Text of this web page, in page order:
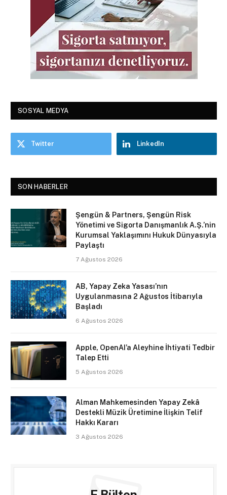
SOSYAL MEDYA
Twitter LinkedIn
SON HABERLER
Şengün & Partners, Şengün Risk
Yönetimi ve Sigorta Danışmanlık A.Ş.’nin
Kurumsal Yaklaşımını Hukuk Dünyasıyla
Paylaştı
7 Ağustos 2026
AB, Yapay Zeka Yasası’nın
Uygulanmasına 2 Ağustos İtibarıyla
Başladı
6 Ağustos 2026
Apple, OpenAI’a Aleyhine İhtiyati Tedbir
Talep Etti
5 Ağustos 2026
Alman Mahkemesinden Yapay Zekâ
Destekli Müzik Üretimine İlişkin Telif
Hakkı Kararı
3 Ağustos 2026